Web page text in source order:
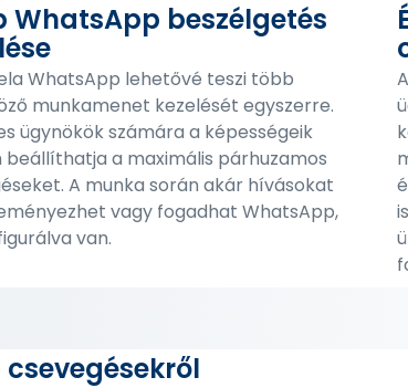
WhatsApp beszélgetés
WhatsApp lehetővé teszi több
munkamenet kezelését egyszerre.
ügynökök számára a képességeik
beállíthatja a maximális párhuzamos
A munka során akár hívásokat
vagy fogadhat WhatsApp,
van.